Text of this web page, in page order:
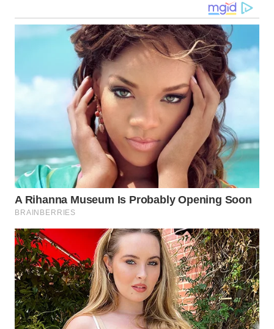
WN
SIMALUNGUN
WN
LABUHANBATU
TAPANULI
TENGAH
WN DELI
SERDANG
WN
TEBING
TINGGI
WN
PAKPAK